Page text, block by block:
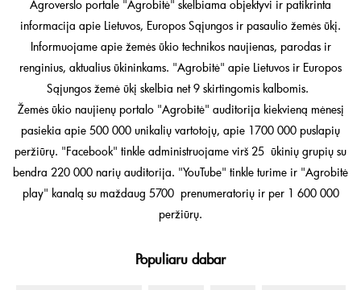
Agroverslo portale "Agrobitė" skelbiama objektyvi ir patikrinta
informacija apie Lietuvos, Europos Sąjungos ir pasaulio žemės ūkį.
Informuojame apie žemės ūkio technikos naujienas, parodas ir
renginius, aktualius ūkininkams. "Agrobitė" apie Lietuvos ir Europos
Sąjungos žemė ūkį skelbia net 9 skirtingomis kalbomis.
Žemės ūkio naujienų portalo "Agrobitė" auditorija kiekvieną mėnesį
pasiekia apie 500 000 unikalių vartotojų, apie 1700 000 puslapių
peržiūrų. "Facebook" tinkle administruojame virš 25 ūkinių grupių su
bendra 220 000 narių auditorija. "YouTube" tinkle turime ir "Agrobitė
play" kanalą su maždaug 5700 prenumeratorių ir per 1 600 000
peržiūrų.
Populiaru dabar